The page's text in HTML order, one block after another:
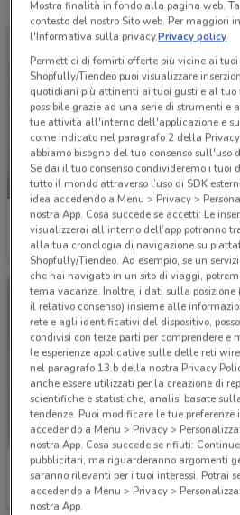
-3 GIORNI
É Qui Parafarmacie
Scade lunedì 2.7 km
BENU Farmacia
Scade il 08/09 4 km
Mostra finalità in fondo alla pagina web.
contesto del nostro Sito web. Per maggiori
l'Informativa sulla privacy.Privacy policy
Permettici di fornirti offerte più vicine ai
Shopfully/Tiendeo puoi visualizzare
quotidiani più attinenti ai tuoi gusti e al tuo
possibile grazie ad una serie di strumenti e
tue attività all'interno dell'applicazione e
come indicato nel paragrafo 2 della
abbiamo bisogno del tuo consenso
Se dai il tuo consenso condivideremo i tuoi
tutto il mondo attraverso l’uso di SDK
idea accedendo a Menu > Privacy >
nostra App. Cosa succede se accetti: Le
visualizzerai all'interno dell’app potranno
alla tua cronologia di navigazione su
Shopfully/Tiendeo. Ad esempio, se un
che hai navigato in un sito di viaggi,
tema vacanze. Inoltre, i dati sulla
il relativo consenso) insieme alle
rete e agli identificativi del dispositivo,
condivisi con terze parti per comprendere
le esperienze applicative sulle delle reti
nel paragrafo 13.b della nostra Privacy
anche essere utilizzati per la creazione di
scientifiche e statistiche, analisi basate
tendenze. Puoi modificare le tue
accedendo a Menu > Privacy >
nostra App. Cosa succede se rifiuti:
pubblicitari, ma riguarderanno argomenti
saranno rilevanti per i tuoi interessi. Potrai
accedendo a Menu > Privacy >
nostra App.